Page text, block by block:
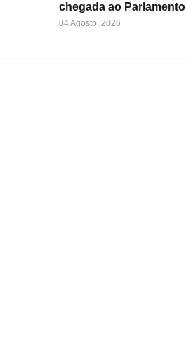
chegada ao Parlamento
04 Agosto, 2026